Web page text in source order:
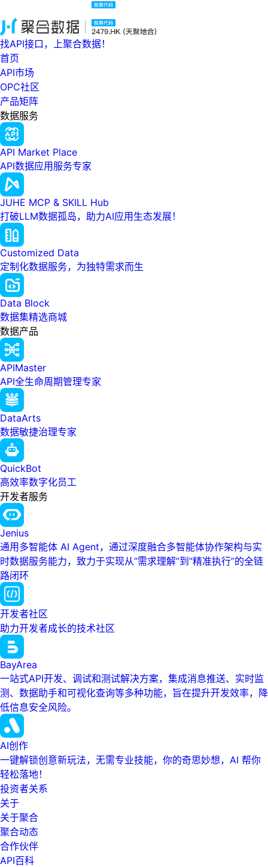
找API接口，上聚合数据！
首页
API市场
OPC社区
产品矩阵
数据服务
API Market Place
API数据应用服务专家
JUHE MCP & SKILL Hub
打破LLM数据孤岛，助力AI应用生态发展！
Customized Data
定制化数据服务，为独特需求而生
Data Block
数据集精选商城
数据产品
APIMaster
API全生命周期管理专家
DataArts
数据敏捷治理专家
QuickBot
高效率数字化员工
开发者服务
Jenius
通用多智能体 AI Agent，通过深度融合多智能体协作架构与实
时数据服务能力，致力于实现从“需求理解”到“精准执行”的全链
路闭环
开发者社区
助力开发者成长的技术社区
BayArea
一站式API开发、调试和测试解决方案，集成消息推送、实时监
测、数据助手和可视化查询等多种功能，旨在提升开发效率，降
低信息安全风险。
AI创作
一键解锁创意新玩法，无需专业技能，你的奇思妙想，AI 帮你
轻松落地！
投资者关系
关于
关于聚合
聚合动态
合作伙伴
API百科